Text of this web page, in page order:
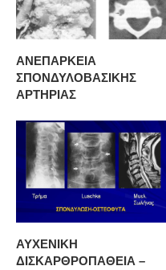
ΑΝΕΠΑΡΚΕΙΑ
ΣΠΟΝΔΥΛΟΒΑΣΙΚΗΣ
ΑΡΤΗΡΙΑΣ
ΑΥΧΕΝΙΚΗ
ΔΙΣΚΑΡΘΡΟΠΑΘΕΙΑ –